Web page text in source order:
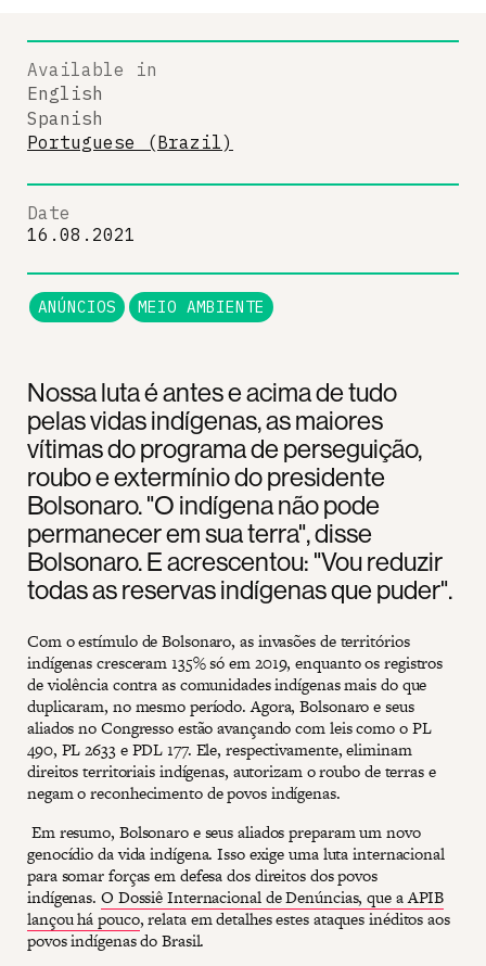
Nossa luta é antes e acima de tudo
pelas vidas indígenas, as maiores
vítimas do programa de perseguição,
roubo e extermínio do presidente
Bolsonaro. "O indígena não pode
permanecer em sua terra", disse
Bolsonaro. E acrescentou: "Vou reduzir
todas as reservas indígenas que puder".
Com o estímulo de Bolsonaro, as invasões de territórios
indígenas cresceram 135% só em 2019, enquanto os registros
de violência contra as comunidades indígenas mais do que
duplicaram, no mesmo período. Agora, Bolsonaro e seus
aliados no Congresso estão avançando com leis como o PL
490, PL 2633 e PDL 177. Ele, respectivamente, eliminam
direitos territoriais indígenas, autorizam o roubo de terras e
negam o reconhecimento de povos indígenas.
Em resumo, Bolsonaro e seus aliados preparam um novo
genocídio da vida indígena. Isso exige uma luta internacional
para somar forças em defesa dos direitos dos povos
indígenas. O Dossiê Internacional de Denúncias, que a APIB
lançou há pouco, relata em detalhes estes ataques inéditos aos
povos indígenas do Brasil.
Available in
English
Spanish
Portuguese (Brazil)
Date
16.08.2021
ANÚNCIOS MEIO AMBIENTE